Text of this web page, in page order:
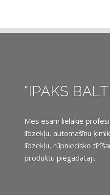
"IPAKS
Mēs esam lielākie
līdzekļu, automašīnu
līdzekļu, rūpniecisko
produktu piegādātāji.